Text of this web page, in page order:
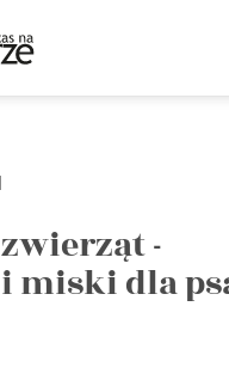
-
miski dla